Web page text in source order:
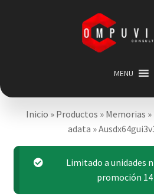
Saltar
navegación
contenido
MENU
Inicio
Carrito
Mi
Inicio » Productos » Memorias »
adata »
Limitado a unidades
promoción